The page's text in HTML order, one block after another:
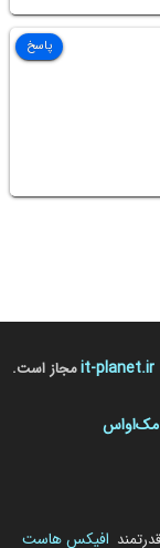
پاسخ
it-planet.irمجاز است.
مک‌او‌اس
افیکس هاست